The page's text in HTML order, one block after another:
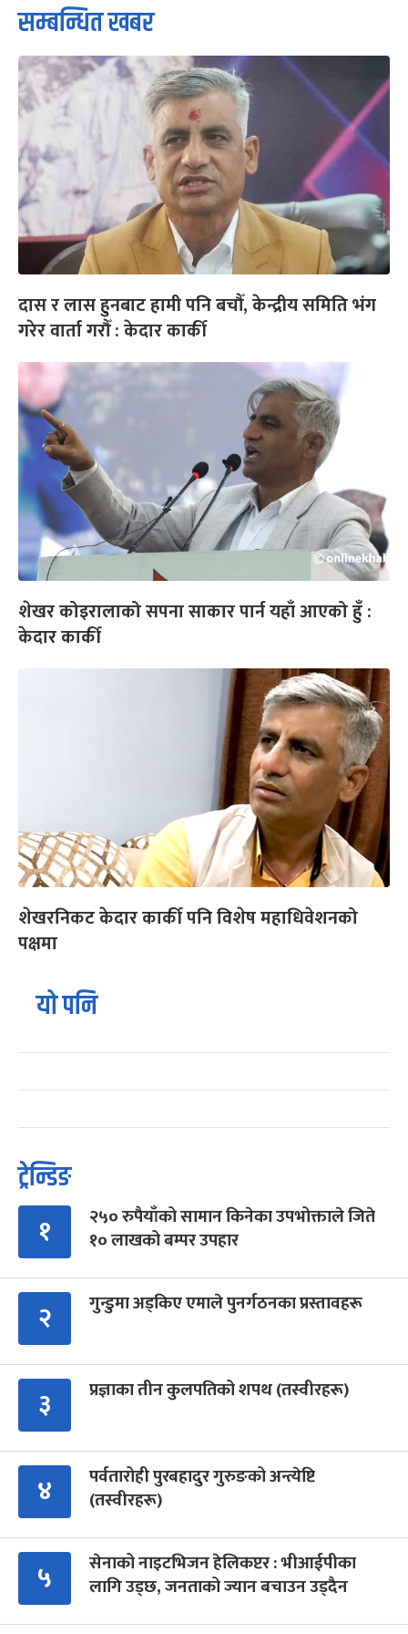
सम्बन्धित खबर
दास र लास हुनबाट हामी पनि बचौँ, केन्द्रीय समिति भंग
गरेर वार्ता गरौँ : केदार कार्की
शेखर कोइरालाको सपना साकार पार्न यहाँ आएको हुँ :
केदार कार्की
शेखरनिकट केदार कार्की पनि विशेष महाधिवेशनको
पक्षमा
यो पनि
ट्रेन्डिङ
१
२५० रुपैयाँको सामान किनेका उपभोक्ताले जिते
१० लाखको बम्पर उपहार
२ गुन्डुमा अड्किए एमाले पुनर्गठनका प्रस्तावहरू
३ प्रज्ञाका तीन कुलपतिको शपथ (तस्वीरहरू)
४
पर्वतारोही पुरबहादुर गुरुङको अन्त्येष्टि
(तस्वीरहरू)
५
सेनाको नाइटभिजन हेलिकप्टर : भीआईपीका
लागि उड्छ, जनताको ज्यान बचाउन उड्दैन